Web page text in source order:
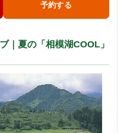
予約する
｜夏の「相模湖COOL」